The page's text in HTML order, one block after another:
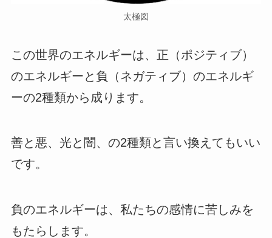
太極図
この世界のエネルギーは、正（ポジティブ）
のエネルギーと負（ネガティブ）のエネルギ
ーの2種類から成ります。
善と悪、光と闇、の2種類と言い換えてもいい
です。
負のエネルギーは、私たちの感情に苦しみを
もたらします。